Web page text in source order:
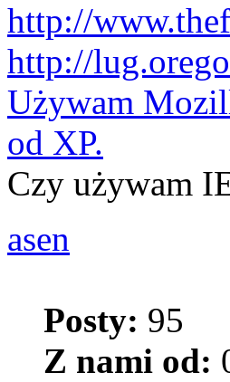
http://
http://
Używam
od XP.
Czy używam
asen
Posty: 95
Z nami od: